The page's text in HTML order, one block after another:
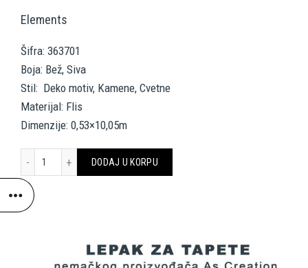
Elements
Šifra: 363701
Boja: Bež, Siva
Stil: Deko motiv, Kamene, Cvetne
Materijal: Flis
Dimenzije: 0,53×10,05m
DODAJ U KORPU